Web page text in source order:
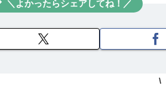
＼よかったらシェアしてね！／